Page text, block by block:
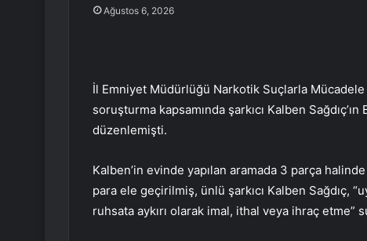
Ağustos 6, 2026
İl Emniyet Müdürlüğü Narkotik Suçlarla
soruşturma kapsamında şarkıcı Kalben
düzenlemişti.
Kalben’in evinde yapılan aramada 3 parça
para ele geçirilmiş, ünlü şarkıcı Kalben Sağdıç,
ruhsata aykırı olarak imal, ithal veya ihraç etme”